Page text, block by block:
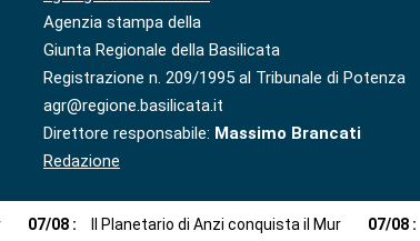
Agenzia stampa della
Giunta Regionale della Basilicata
Registrazione n. 209/1995 al Tribunale di Potenza
agr@regione.basilicata.it
Direttore responsabile: Massimo Brancati
Redazione
07/08 : Il Planetario di Anzi conquista il Mur 07/08 :